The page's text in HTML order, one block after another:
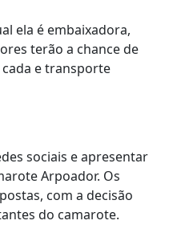
ela é embaixadora,
terão a chance de
e transporte
sociais e apresentar
Arpoador. Os
com a decisão
do camarote.